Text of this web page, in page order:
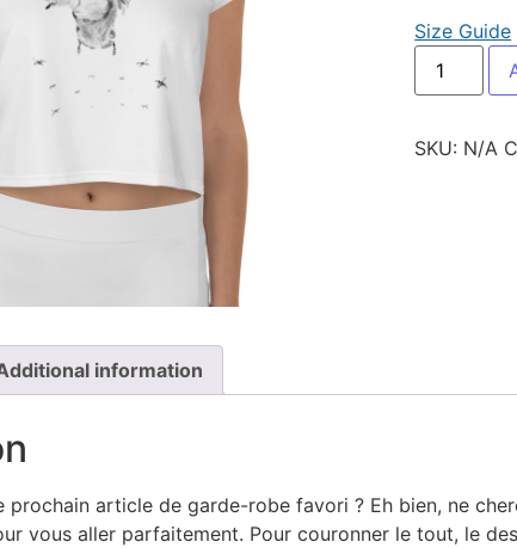
Size Guide
Crop-Top
SKU: N/A
information
prochain article de garde-robe favori ? Eh bien, ne
vous aller parfaitement. Pour couronner le tout, le